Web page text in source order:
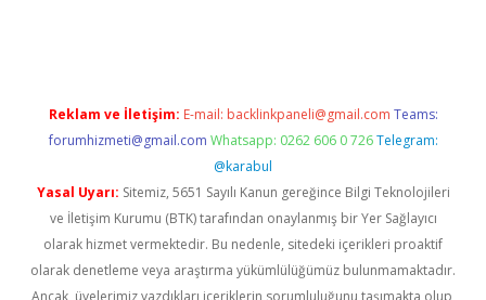
Reklam ve İletişim: E-mail: backlinkpaneli@gmail.com Teams:
forumhizmeti@gmail.com Whatsapp: 0262 606 0 726 Telegram:
@karabul
Yasal Uyarı: Sitemiz, 5651 Sayılı Kanun gereğince Bilgi Teknolojileri
ve İletişim Kurumu (BTK) tarafından onaylanmış bir Yer Sağlayıcı
olarak hizmet vermektedir. Bu nedenle, sitedeki içerikleri proaktif
olarak denetleme veya araştırma yükümlülüğümüz bulunmamaktadır.
Ancak, üyelerimiz yazdıkları içeriklerin sorumluluğunu taşımakta olup,